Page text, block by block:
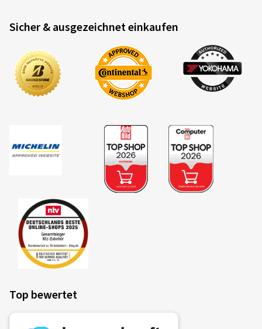
Sicher & ausgezeichnet einkaufen
Top bewertet